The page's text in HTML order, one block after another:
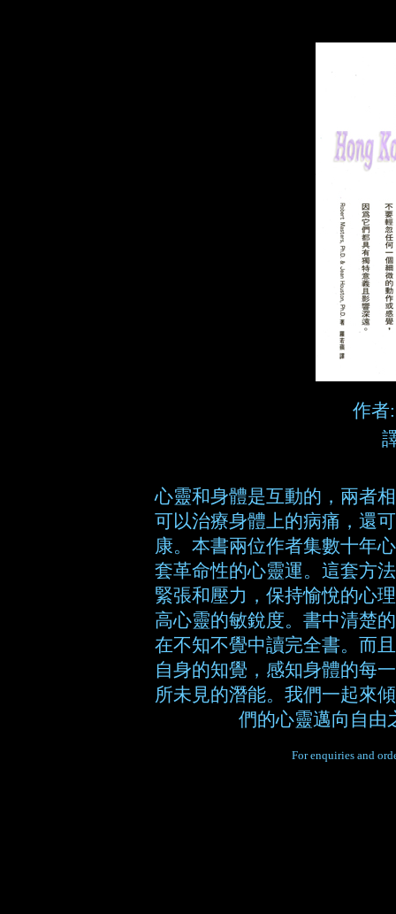
作者:
心靈和身體是互動的，兩者
可以治療身體上的病痛，還
康。本書兩位作者集數十年
套革命性的心靈運。這套方
緊張和壓力，保持愉悅的心
高心靈的敏銳度。書中清楚
在不知不覺中讀完全書。而
自身的知覺，感知身體的每
所未見的潛能。我們一起來
們的心靈邁向自由
For enquiries and